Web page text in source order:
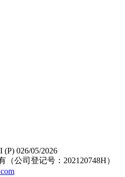
026/05/2026
公司登记号：202120748H）